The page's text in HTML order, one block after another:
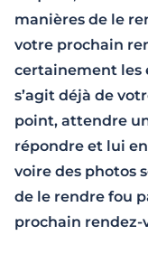
manières de le
votre prochain
certainement les
s’agit déjà de
point, attendre
répondre et lui
voire des photos
de le rendre fou
prochain rendez-